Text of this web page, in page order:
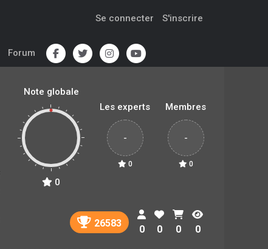
Se connecter S'inscrire
Forum
Note globale
0
Les experts
-
0
Membres
-
0
26583
0 0 0 0